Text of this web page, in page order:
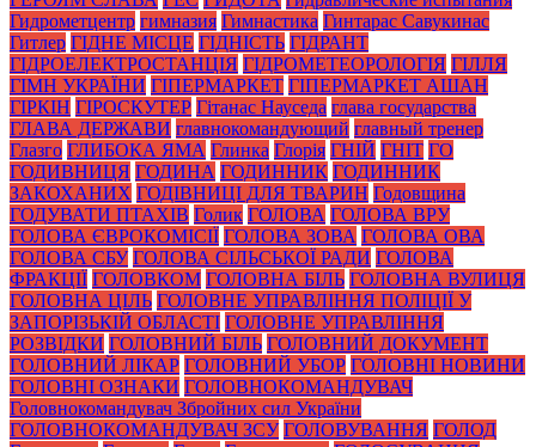
Гидрометцентр гимназия Гимнастика Гинтарас Савукинас
Гитлер ГІДНЕ МІСЦЕ ГІДНІСТЬ ГІДРАНТ
ГІДРОЕЛЕКТРОСТАНЦІЯ ГІДРОМЕТЕОРОЛОГІЯ ГІЛЛЯ
ГІМН УКРАЇНИ ГІПЕРМАРКЕТ ГІПЕРМАРКЕТ АШАН
ГІРКІН ГІРОСКУТЕР Гітанас Науседа глава государства
ГЛАВА ДЕРЖАВИ главнокомандующий главный тренер
Глазго ГЛИБОКА ЯМА Глинка Глорія ГНІЙ ГНІТ ГО
ГОДИВНИЦЯ ГОДИНА ГОДИННИК ГОДИННИК
ЗАКОХАНИХ ГОДІВНИЦІ ДЛЯ ТВАРИН Годовщина
ГОДУВАТИ ПТАХІВ Голик ГОЛОВА ГОЛОВА ВРУ
ГОЛОВА ЄВРОКОМІСІЇ ГОЛОВА ЗОВА ГОЛОВА ОВА
ГОЛОВА СБУ ГОЛОВА СІЛЬСЬКОЇ РАДИ ГОЛОВА
ФРАКЦІЇ ГОЛОВКОМ ГОЛОВНА БІЛЬ ГОЛОВНА ВУЛИЦЯ
ГОЛОВНА ЦІЛЬ ГОЛОВНЕ УПРАВЛІННЯ ПОЛІЦІЇ У
ЗАПОРІЗЬКІЙ ОБЛАСТІ ГОЛОВНЕ УПРАВЛІННЯ
РОЗВІДКИ ГОЛОВНИЙ БІЛЬ ГОЛОВНИЙ ДОКУМЕНТ
ГОЛОВНИЙ ЛІКАР ГОЛОВНИЙ УБОР ГОЛОВНІ НОВИНИ
ГОЛОВНІ ОЗНАКИ ГОЛОВНОКОМАНДУВАЧ
Головнокомандувач Збройних сил України
ГОЛОВНОКОМАНДУВАЧ ЗСУ ГОЛОВУВАННЯ ГОЛОД